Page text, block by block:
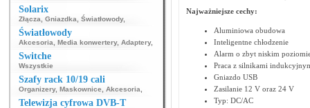
Solarix
Złącza Gniazdka Światłowody,
Światłowody
Akcesoria Media konwertery, Adaptery,
Switche
Wszystkie
Szafy rack 10/19 cali
Organizery, Maskownice Akcesoria
Telewizja cyfrowa DVB-T
Najważniejsze cechy:
Aluminiowa obudowa
Inteligentne chłodzenie
Alarm o zbyt niskim
Praca z silnikami
Gniazdo USB
Zasilanie 12 V oraz 24 V
Typ: DC/AC